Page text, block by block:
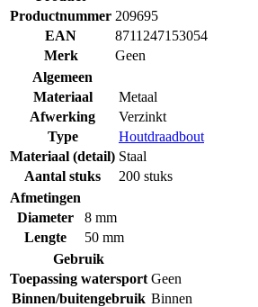
Productnummer 209695
EAN
8711247153054
Merk
Geen
Algemeen
Materiaal
Metaal
Afwerking
Verzinkt
Type
Houtdraadbout
Materiaal (detail) Staal
Aantal stuks
200 stuks
Afmetingen
Diameter
8 mm
Lengte
50 mm
Gebruik
Toepassing watersport Geen
Binnen/buitengebruik Binnen